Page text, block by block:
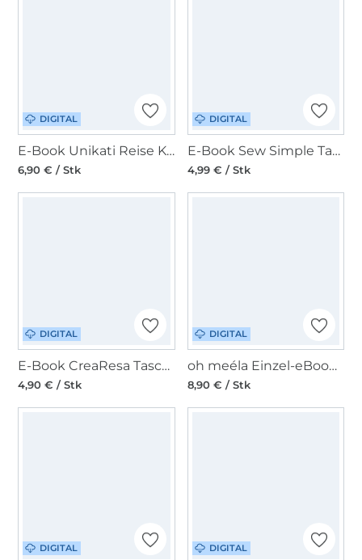
DIGITAL
E-Book Unikati Reise Karli
6,90 € / Stk
DIGITAL
E-Book Sew Simple Tasche Elektra
4,99 € / Stk
DIGITAL
E-Book CreaResa Tasche Resa Basic
4,90 € / Stk
DIGITAL
oh meéla Einzel-eBook ohKristi Big
8,90 € / Stk
DIGITAL DIGITAL